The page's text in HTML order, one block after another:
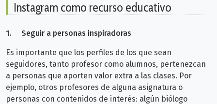
Instagram como recurso educativo
1. Seguir a personas inspiradoras
Es importante que los perfiles de los que sean
seguidores, tanto profesor como alumnos, pertenezcan
a personas que aporten valor extra a las clases. Por
ejemplo, otros profesores de alguna asignatura o
personas con contenidos de interés: algún biólogo